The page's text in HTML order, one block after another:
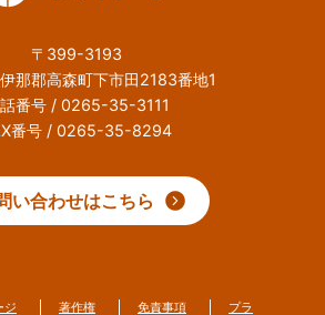
〒399-3193
那郡高森町下市田2183番地1
番号 / 0265-35-3111
番号 / 0265-35-8294
い合わせはこちら
ジ 著作権 免責事項 プラ